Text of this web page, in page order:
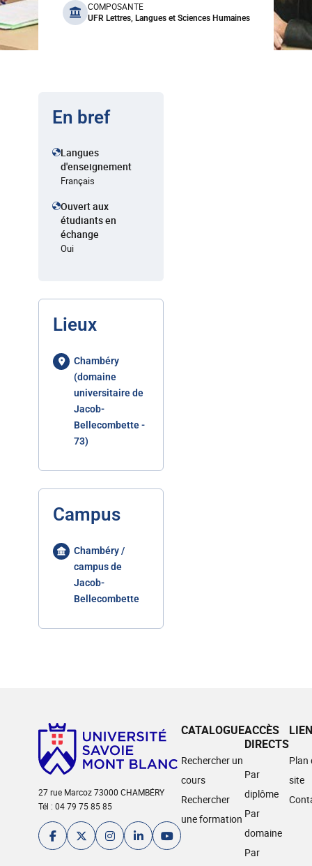
COMPOSANTE
UFR Lettres, Langues et Sciences Humaines
En bref
Langues
d'enseignement
Français
Ouvert aux
étudiants en
échange
Oui
Lieux
Chambéry
(domaine
universitaire de
Jacob-
Bellecombette -
73)
Campus
Chambéry /
campus de
Jacob-
Bellecombette
27 rue Marcoz 73000 CHAMBÉRY
Tél : 04 79 75 85 85
CATALOGUE
Rechercher un
cours
Rechercher
une formation
ACCÈS
DIRECTS
Par
diplôme
Par
domaine
Par
Plan
site